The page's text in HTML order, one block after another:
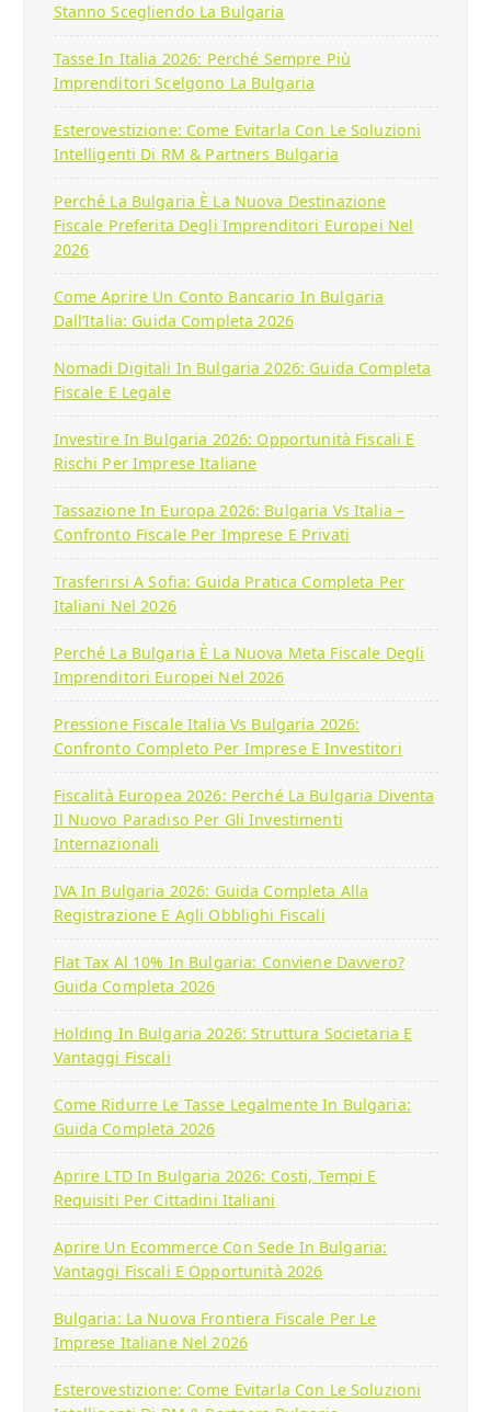
Stanno Scegliendo La Bulgaria
Tasse In Italia 2026: Perché Sempre Più
Imprenditori Scelgono La Bulgaria
Esterovestizione: Come Evitarla Con Le Soluzioni
Intelligenti Di RM & Partners Bulgaria
Perché La Bulgaria È La Nuova Destinazione
Fiscale Preferita Degli Imprenditori Europei Nel
2026
Come Aprire Un Conto Bancario In Bulgaria
Dall’Italia: Guida Completa 2026
Nomadi Digitali In Bulgaria 2026: Guida Completa
Fiscale E Legale
Investire In Bulgaria 2026: Opportunità Fiscali E
Rischi Per Imprese Italiane
Tassazione In Europa 2026: Bulgaria Vs Italia –
Confronto Fiscale Per Imprese E Privati
Trasferirsi A Sofia: Guida Pratica Completa Per
Italiani Nel 2026
Perché La Bulgaria È La Nuova Meta Fiscale Degli
Imprenditori Europei Nel 2026
Pressione Fiscale Italia Vs Bulgaria 2026:
Confronto Completo Per Imprese E Investitori
Fiscalità Europea 2026: Perché La Bulgaria Diventa
Il Nuovo Paradiso Per Gli Investimenti
Internazionali
IVA In Bulgaria 2026: Guida Completa Alla
Registrazione E Agli Obblighi Fiscali
Flat Tax Al 10% In Bulgaria: Conviene Davvero?
Guida Completa 2026
Holding In Bulgaria 2026: Struttura Societaria E
Vantaggi Fiscali
Come Ridurre Le Tasse Legalmente In Bulgaria:
Guida Completa 2026
Aprire LTD In Bulgaria 2026: Costi, Tempi E
Requisiti Per Cittadini Italiani
Aprire Un Ecommerce Con Sede In Bulgaria:
Vantaggi Fiscali E Opportunità 2026
Bulgaria: La Nuova Frontiera Fiscale Per Le
Imprese Italiane Nel 2026
Esterovestizione: Come Evitarla Con Le Soluzioni